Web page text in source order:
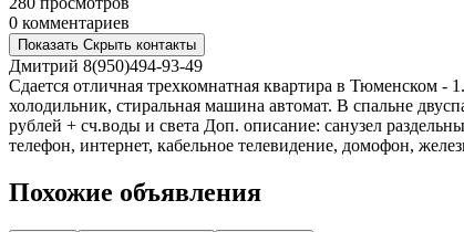
0 комментариев
Показать Скрыть контакты
Дмитрий 8(950)494-93-49
Сдается отличная трехкомнатная квартира в Тюменском
холодильник, стиральная машина автомат. В спальне
рублей + сч.воды и света Доп. описание: санузел
телефон, интернет, кабельное телевидение, домофон,
Похожие объявления